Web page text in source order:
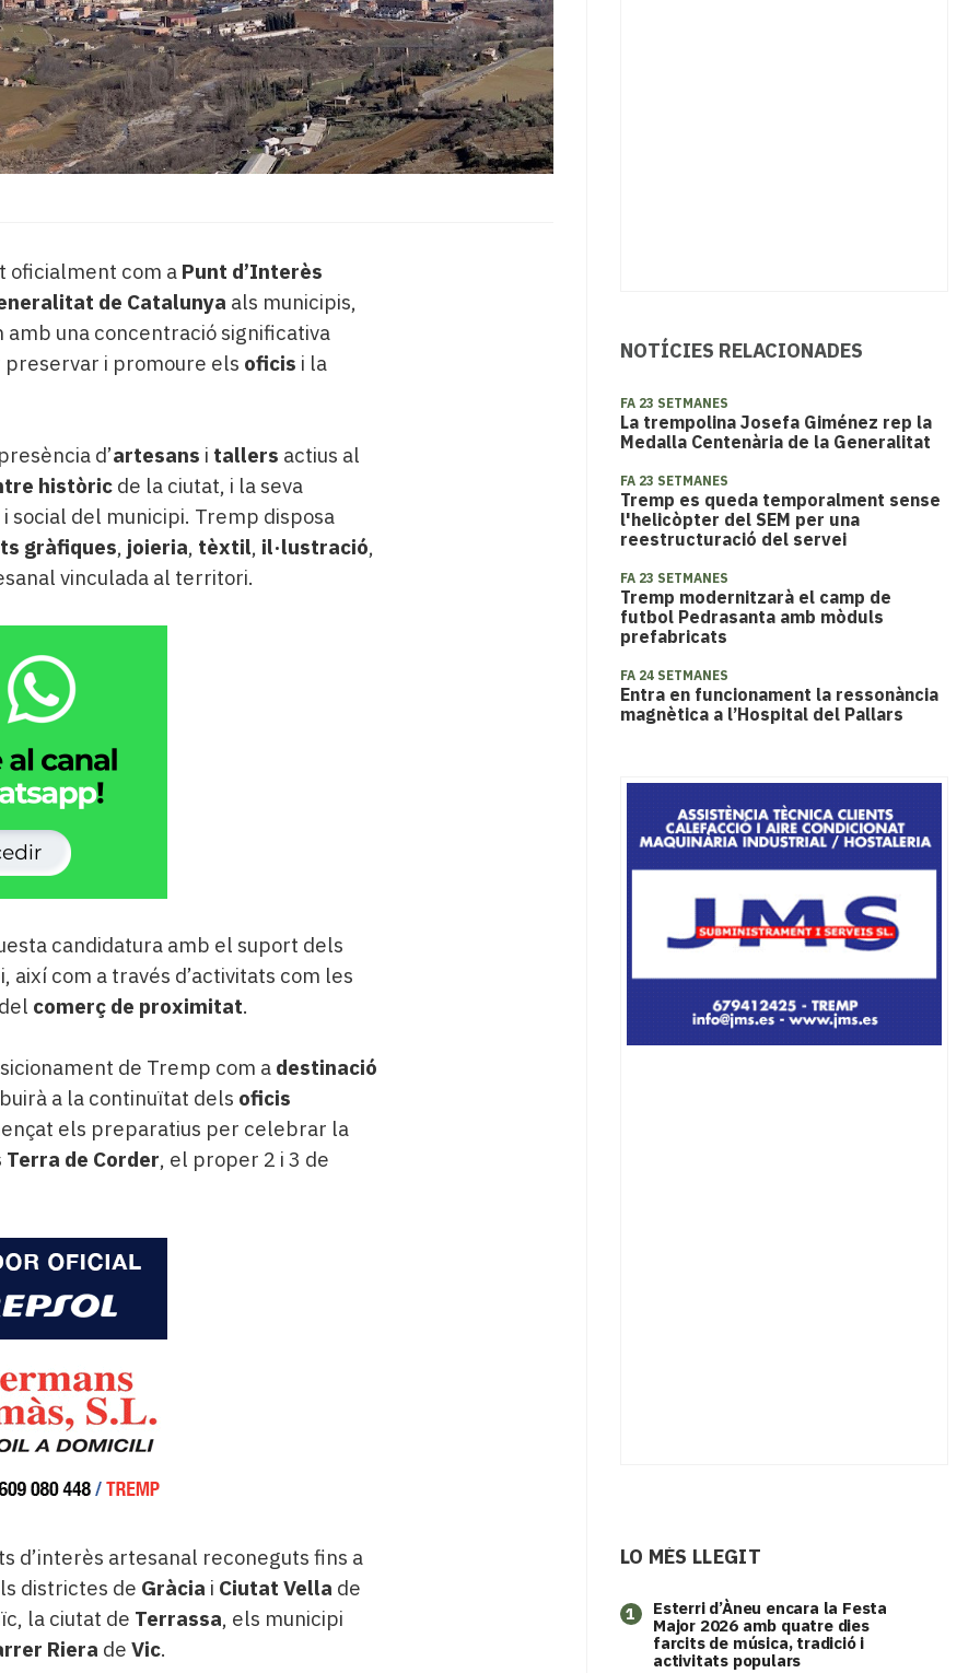
oficialment com a Punt d’Interès
de Catalunya als municipis,
una concentració significativa
i promoure els oficis i la
d’artesans i tallers actius al
històric de la ciutat, i la seva
social del municipi. Tremp disposa
gràfiques, joieria, tèxtil, il·lustració,
vinculada al territori.
candidatura amb el suport dels
així com a través d’activitats com les
comerç de proximitat.
de Tremp com a destinació
a la continuïtat dels oficis
els preparatius per celebrar la
de Corder, el proper 2 i 3 de
d’interès artesanal reconeguts fins a
districtes de Gràcia i Ciutat Vella de
la ciutat de Terrassa, els municipi
Riera de Vic.
NOTÍCIES RELACIONADES
FA 23 SETMANES
La trempolina Josefa Giménez rep la
Medalla Centenària de la Generalitat
FA 23 SETMANES
Tremp es queda temporalment sense
l'helicòpter del SEM per una
reestructuració del servei
FA 23 SETMANES
Tremp modernitzarà el camp de
futbol Pedrasanta amb mòduls
prefabricats
FA 24 SETMANES
Entra en funcionament la ressonància
magnètica a l’Hospital del Pallars
LO MÉS LLEGIT
1
Esterri d’Àneu encara la Festa
Major 2026 amb quatre dies
farcits de música, tradició i
activitats populars